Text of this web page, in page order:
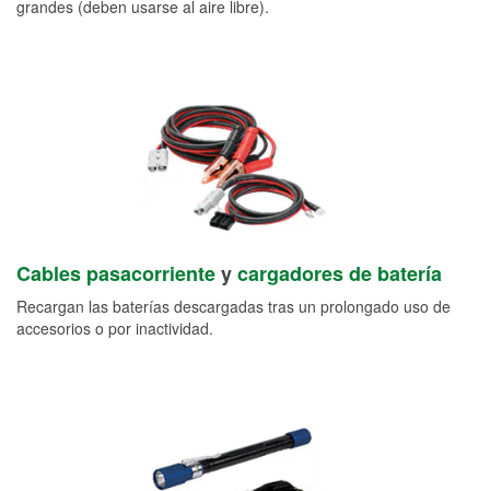
grandes (deben usarse al aire libre).
Cables pasacorrienteycargadores de batería
Recargan las baterías descargadas tras un prolongado uso de
accesorios o por inactividad.